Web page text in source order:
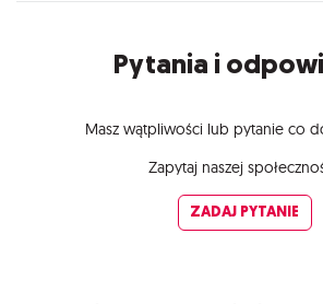
Pytania i
Masz wątpliwości lub pytanie co
Zapytaj naszej
ZADAJ PYTANIE